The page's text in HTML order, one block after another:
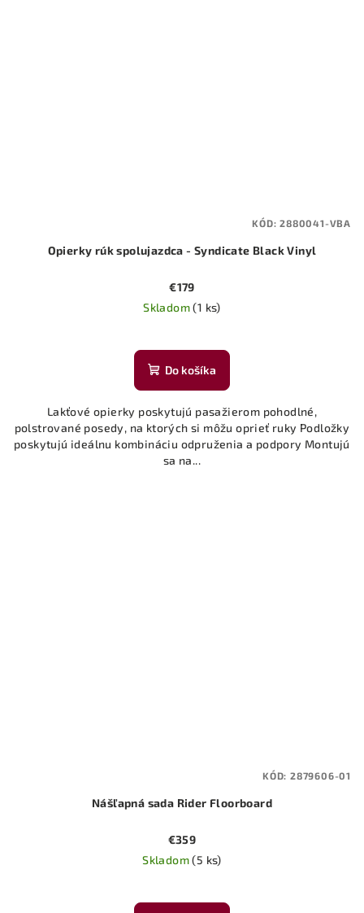
Opierky rúk spolujazdca - Syndicate Black Vinyl
€179
Skladom(1 ks)
Do košíka
Lakťové opierky poskytujú pasažierom pohodlné,
polstrované posedy, na ktorých si môžu oprieť ruky Podložky
poskytujú ideálnu kombináciu odpruženia a podpory Montujú
sa na...
KÓD:2880041-VBA
Nášľapná sada Rider Floorboard
€359
Skladom(5 ks)
KÓD: 2879606-01